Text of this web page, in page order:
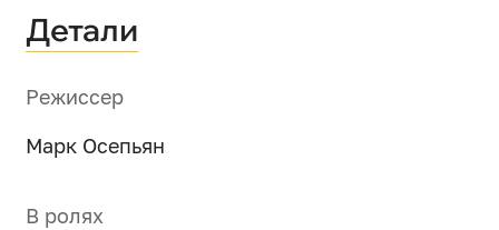
Детали
Режиссер
Марк Осепьян
В ролях